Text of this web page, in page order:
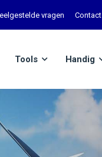
vragen Contact
Tools Handig